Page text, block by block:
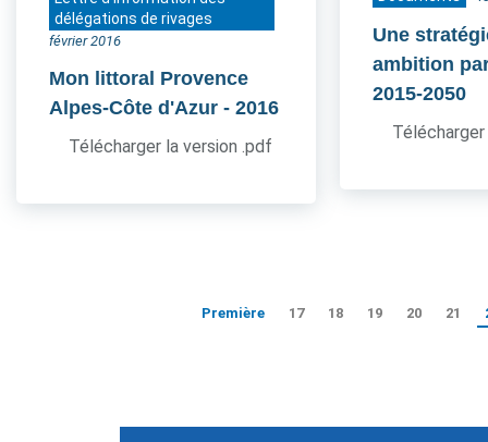
délégations de rivages
février 2016
Mon littoral Provence
Alpes-Côte d'Azur - 2016
Télécharger la version .pdf
Une
ambition
2015-2050
Première 17 18 19 20 21